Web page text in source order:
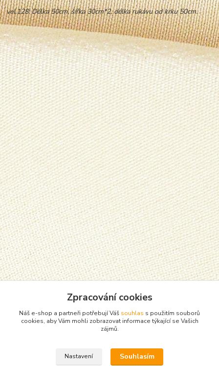
vel.128: Délka 50cm, šířka 30cm*2, délka rukávu od krku 50cm.
Zboží zařazeno v kategoriích
Zpracování cookies
Náš e-shop a partneři potřebují Váš souhlas s použitím souborů
cookies, aby Vám mohli zobrazovat informace týkající se Vašich
zájmů.
Nastavení Souhlasím